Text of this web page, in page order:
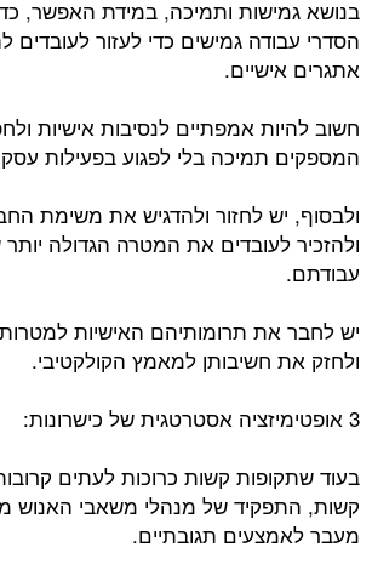
בנושא גמישות ותמיכה, במידת האפשר,
הסדרי עבודה גמישים כדי לעזור
אתגרים אישיים.
חשוב להיות אמפתיים לנסיבות אישיות
המספקים תמיכה בלי לפגוע בפעילות
ולבסוף, יש לחזור ולהדגיש את משימת
ולהזכיר לעובדים את המטרה הגדולה
עבודתם.
יש לחבר את תרומותיהם האישיות למטרות
ולחזק את חשיבותן למאמץ הקולקטיבי.
3 אופטימיזציה אסטרטגית של כישרונות:
בעוד שתקופות קשות כרוכות לעתים
קשות, התפקיד של מנהלי משאבי האנוש
מעבר לאמצעים תגובתיים.